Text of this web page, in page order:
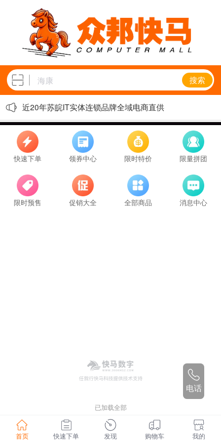
电话
搜索
近20年苏皖IT实体连锁品牌全域电商直供
快速下单 领券中心 限时特价 限量拼团
限时预售 促销大全 全部商品 消息中心
已加载全部
首页 快速下单 发现 购物车 我的